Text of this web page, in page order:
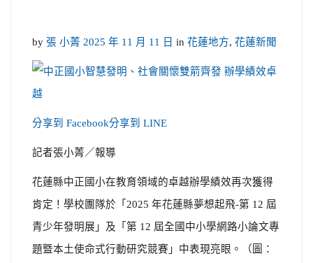
by 張 小菁 2025 年 11 月 11 日 in 花蓮地方, 花蓮新聞
分享到 Facebook分享到 LINE
記者張小菁／報導
花蓮縣中正國小在教育領域的卓越辦學績效再次獲得
肯定！學校團隊於「2025 年花蓮縣夢想起飛-第 12 屆
青少年發明展」及「第 12 屆全國中小學網路小論文專
題曁本土使命式行動研究競賽」中表現亮眼。（圖：